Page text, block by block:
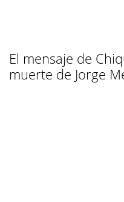
El mensaje de
muerte de Jorge